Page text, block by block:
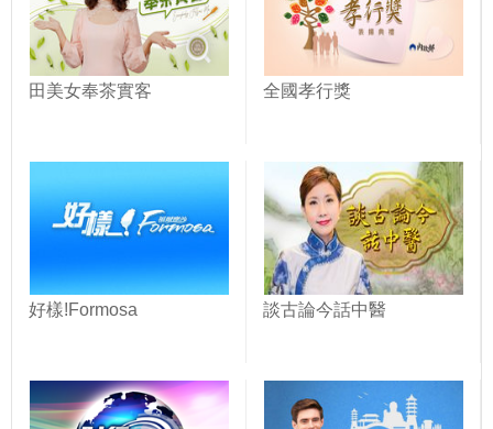
田美女奉茶實客 全國孝行獎
好樣!Formosa 談古論今話中醫